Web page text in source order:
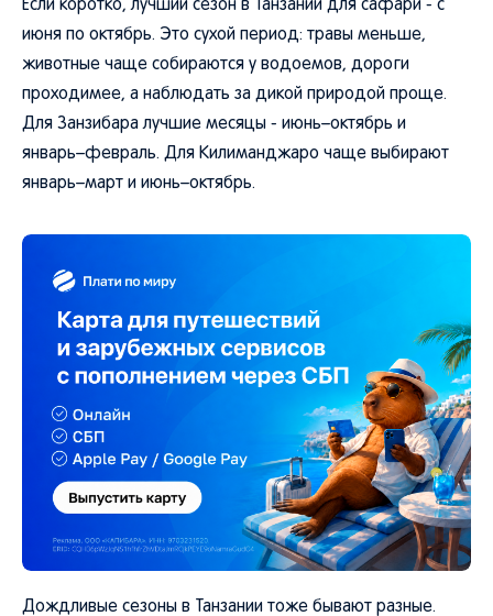
Если коротко, лучший сезон в Танзании для сафари - с
июня по октябрь. Это сухой период: травы меньше,
животные чаще собираются у водоемов, дороги
проходимее, а наблюдать за дикой природой проще.
Для Занзибара лучшие месяцы - июнь–октябрь и
январь–февраль. Для Килиманджаро чаще выбирают
январь–март и июнь–октябрь.
Дождливые сезоны в Танзании тоже бывают разные.